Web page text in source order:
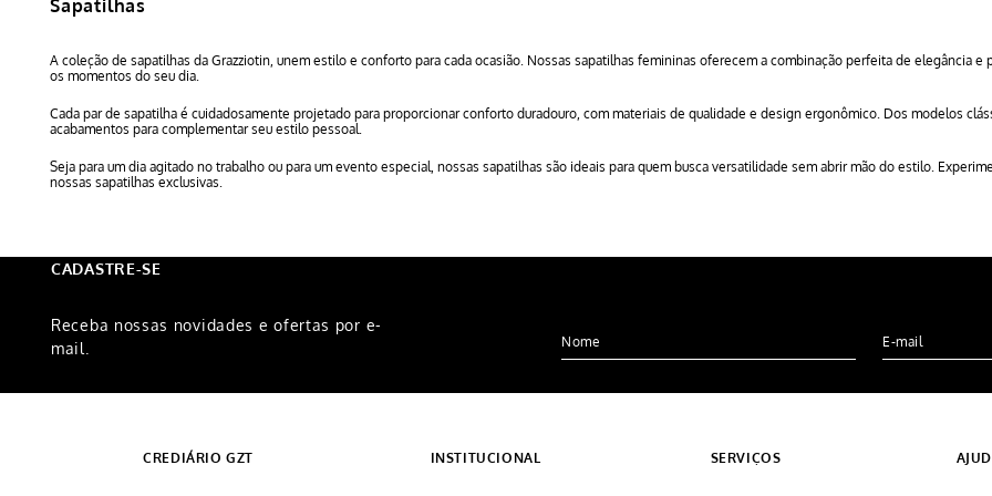
Sapatilhas
A coleção de sapatilhas da Grazziotin, unem estilo e conforto para cada ocasião. Nossas sapatilhas femininas oferecem a combinação perfeita de elegância
os momentos do seu dia.
Cada par de sapatilha é cuidadosamente projetado para proporcionar conforto duradouro, com materiais de qualidade e design ergonômico. Dos modelos
acabamentos para complementar seu estilo pessoal.
Seja para um dia agitado no trabalho ou para um evento especial, nossas sapatilhas são ideais para quem busca versatilidade sem abrir mão do estilo.
nossas sapatilhas exclusivas.
CADASTRE-SE
Receba nossas novidades e ofertas por e-
mail.
CREDIÁRIO GZT INSTITUCIONAL SERVIÇOS